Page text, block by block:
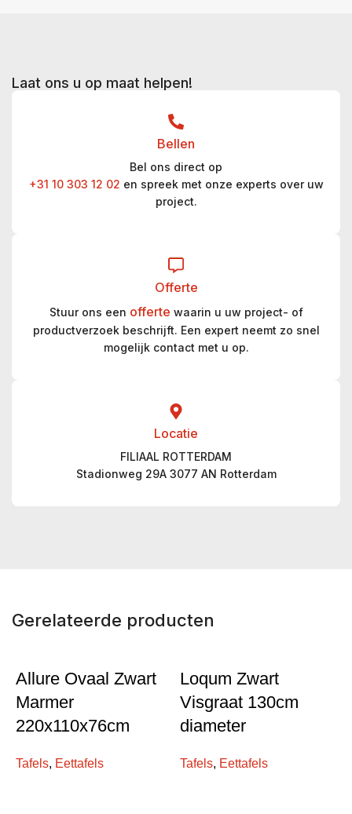
Laat ons u op maat helpen!
Bellen
Bel ons direct op
+31 10 303 12 02 en spreek met onze experts over uw
project.
Offerte
Stuur ons een offerte waarin u uw project- of
productverzoek beschrijft. Een expert neemt zo snel
mogelijk contact met u op.
Locatie
FILIAAL ROTTERDAM
Stadionweg 29A 3077 AN Rotterdam
Gerelateerde producten
Allure Ovaal Zwart
Marmer
220x110x76cm
Tafels, Eettafels
Loqum Zwart
Visgraat 130cm
diameter
Tafels, Eettafels